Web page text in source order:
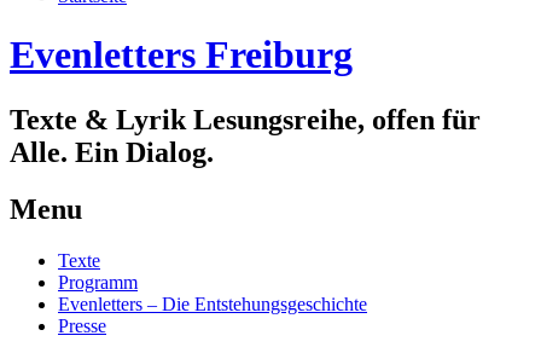
Evenletters Freiburg
Texte & Lyrik Lesungsreihe, offen für
Alle. Ein Dialog.
Menu
Skip
content
Texte
Programm
Evenletters – Die Entstehungsgeschichte
Presse